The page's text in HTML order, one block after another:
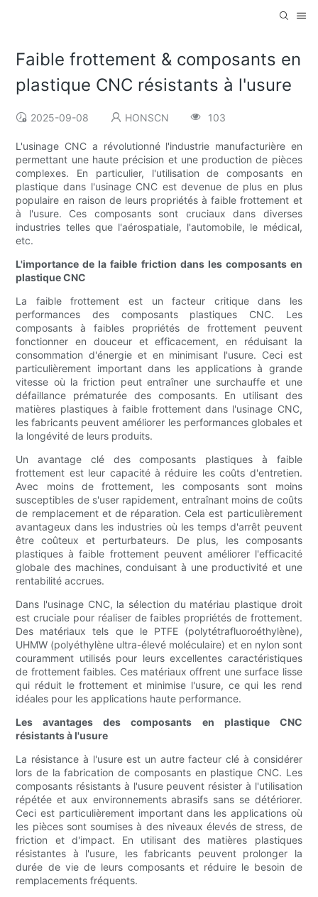
Faible frottement & composants en
plastique CNC résistants à l'usure
2025-09-08 HONSCN 103
L'usinage CNC a révolutionné l'industrie manufacturière en
permettant une haute précision et une production de pièces
complexes. En particulier, l'utilisation de composants en
plastique dans l'usinage CNC est devenue de plus en plus
populaire en raison de leurs propriétés à faible frottement et
à l'usure. Ces composants sont cruciaux dans diverses
industries telles que l'aérospatiale, l'automobile, le médical,
etc.
L'importance de la faible friction dans les composants en
plastique CNC
La faible frottement est un facteur critique dans les
performances des composants plastiques CNC. Les
composants à faibles propriétés de frottement peuvent
fonctionner en douceur et efficacement, en réduisant la
consommation d'énergie et en minimisant l'usure. Ceci est
particulièrement important dans les applications à grande
vitesse où la friction peut entraîner une surchauffe et une
défaillance prématurée des composants. En utilisant des
matières plastiques à faible frottement dans l'usinage CNC,
les fabricants peuvent améliorer les performances globales et
la longévité de leurs produits.
Un avantage clé des composants plastiques à faible
frottement est leur capacité à réduire les coûts d'entretien.
Avec moins de frottement, les composants sont moins
susceptibles de s'user rapidement, entraînant moins de coûts
de remplacement et de réparation. Cela est particulièrement
avantageux dans les industries où les temps d'arrêt peuvent
être coûteux et perturbateurs. De plus, les composants
plastiques à faible frottement peuvent améliorer l'efficacité
globale des machines, conduisant à une productivité et une
rentabilité accrues.
Dans l'usinage CNC, la sélection du matériau plastique droit
est cruciale pour réaliser de faibles propriétés de frottement.
Des matériaux tels que le PTFE (polytétrafluoroéthylène),
UHMW (polyéthylène ultra-élevé moléculaire) et en nylon sont
couramment utilisés pour leurs excellentes caractéristiques
de frottement faibles. Ces matériaux offrent une surface lisse
qui réduit le frottement et minimise l'usure, ce qui les rend
idéales pour les applications haute performance.
Les avantages des composants en plastique CNC
résistants à l'usure
La résistance à l'usure est un autre facteur clé à considérer
lors de la fabrication de composants en plastique CNC. Les
composants résistants à l'usure peuvent résister à l'utilisation
répétée et aux environnements abrasifs sans se détériorer.
Ceci est particulièrement important dans les applications où
les pièces sont soumises à des niveaux élevés de stress, de
friction et d'impact. En utilisant des matières plastiques
résistantes à l'usure, les fabricants peuvent prolonger la
durée de vie de leurs composants et réduire le besoin de
remplacements fréquents.